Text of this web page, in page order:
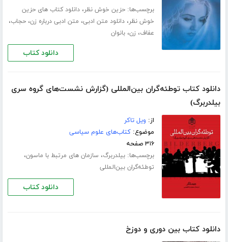
برچسب‌ها:حزین خوش نظر،دانلود کتاب های حزین
خوش نظر،دانلود متن ادبی، متن ادبی درباره زن،حجاب،
عفاف، زن،بانوان
دانلود کتاب
دانلود کتاب توطئه‌گران بین‌المللی (گزارش نشست‌های گروه سری
بیلدربرگ)
از: ویل تاکر
موضوع:کتاب‌های علوم سیاسی
۳۱۶ صفحه
برچسب‌ها:بیلدربرگ، سازمان های مرتبط با ماسون،
توطئه‌گران بین‌المللی
دانلود کتاب
دانلود کتاب بین دوری و دوزخ